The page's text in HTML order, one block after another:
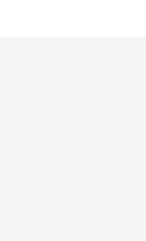
Git – pro získání zdrojových